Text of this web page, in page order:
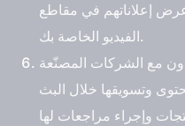
إعلاناتهم في مقاطع
الفيديو الخاصة بك.
مع الشركات المصنّعة
وتسويقها خلال البث
وإجراء مراجعات لها